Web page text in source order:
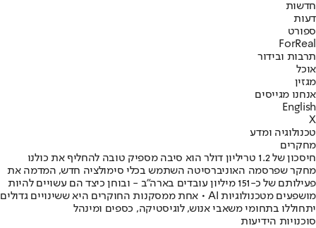
חדשות
דעות
ספורט
ForReal
תרבות ובידור
אוכל
מגזין
אנחנו מגייסים
English
X
טכנולוגיה ומדע
מחקרים
חיסכון של 1.2 טריליון דולר הוא סיבה מספיק טובה להחליף את כולנו
מחקר שפרסמה האוניברסיטה השתמש בכלי סימולציה חדש, המדמה את
פעילותם של כ-151 מיליון עובדים בארה״ב - ובוחן כיצד הם עשויים להיות
מושפעים מטכנולוגיות AI • אחת ממסקנות החוקרים היא ששינויים גדולים
יתחוללו בתחומי משאבי אנוש, לוגיסטיקה, כספים ומינהל
סוכנויות הידיעות